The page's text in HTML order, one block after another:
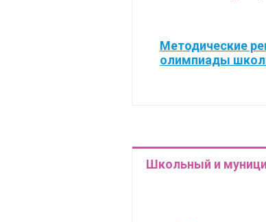
Методические
олимпиады
Школьный и